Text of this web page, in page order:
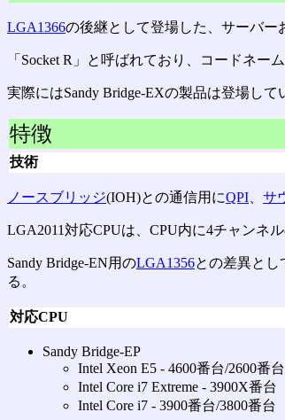
LGA1366の後継として登場した、サーバー
「Socket R」と呼ばれており、コードネー
実際にはSandy Bridge-EXの製品は登場して
特徴
技術
ノースブリッジ(IOH)との通信用にQPI サ
LGA2011対応CPUは、CPU内に4チャンネ
Sandy Bridge-EN用のLGA1356との差異とし
る。
対応CPU
Sandy Bridge-EP
Intel Xeon E5 ‐ 4600番台/2600番
Intel Core i7 Extreme ‐ 3900X番台
Intel Core i7 ‐ 3900番台/3800番台